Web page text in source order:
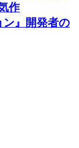
作
ン』開発者の